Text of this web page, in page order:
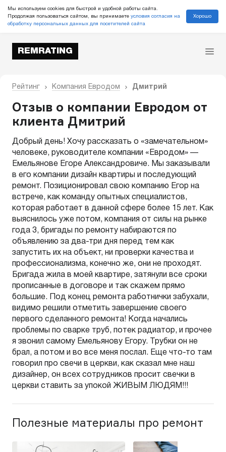
Мы используем cookies для быстрой и удобной работы сайта.
Продолжая пользоваться сайтом, вы принимаете условия согласия на
обработку персональных данных для посетителей сайта
Хорошо
REMRATING
Рейтинг Компания Евродом Дмитрий
Отзыв о компании Евродом от
клиента Дмитрий
Добрый день! Хочу рассказать о «замечательном»
человеке, руководителе компании «Евродом» —
Емельянове Егоре Александровиче. Мы заказывали
в его компании дизайн квартиры и последующий
ремонт. Позиционировал свою компанию Егор на
встрече, как команду опытных специалистов,
которая работает в данной сфере более 15 лет. Как
выяснилось уже потом, компания от силы на рынке
года 3, бригады по ремонту набираются по
объявлению за два-три дня перед тем как
запустить их на объект, ни проверки качества и
профессионализма, конечно же, они не проходят.
Бригада жила в моей квартире, затянули все сроки
прописанные в договоре и так скажем прямо
большие. Под конец ремонта работнички забухали,
видимо решили отметить завершение своего
первого сделанного ремонта! Когда начались
проблемы по сварке труб, потек радиатор, и прочее
я звонил самому Емельянову Егору. Трубки он не
брал, а потом и во все меня послал. Еще что-то там
говорил про свечи в церкви, как сказал мне наш
дизайнер, он всех сотрудников просит свечки в
церкви ставить за упокой ЖИВЫМ ЛЮДЯМ!!!
Полезные материалы про ремонт